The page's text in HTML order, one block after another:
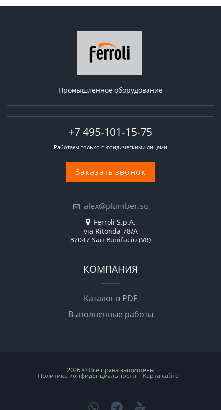
Промышленное оборудование
+7 495-101-15-75
Работаем только с юридическими лицами
Заказать звонок
alex@plumber.su
Ferroli S.p.A.
via Ritonda 78/A
37047 San Bonifacio (VR)
КОМПАНИЯ
Каталог в PDF
Выполненные работы
2026 © Все права защищены
Политика конфиденциальности Карта сайта